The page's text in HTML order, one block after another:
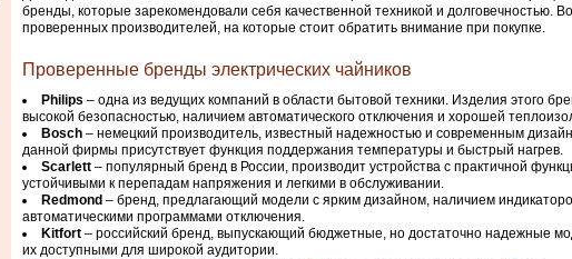
бренды, которые зарекомендовали себя качественной техникой и долговечностью.
проверенных производителей, на которые стоит обратить внимание при покупке.
Проверенные бренды электрических чайников
Philips – одна из ведущих компаний в области бытовой техники. Изделия этого
высокой безопасностью, наличием автоматического отключения и хорошей
Bosch – немецкий производитель, известный надежностью и современным
данной фирмы присутствует функция поддержания температуры и быстрый нагрев.
Scarlett – популярный бренд в России, производит устройства с практичной
устойчивыми к перепадам напряжения и легкими в обслуживании.
Redmond – бренд, предлагающий модели с ярким дизайном, наличием
автоматическими программами отключения.
Kitfort – российский бренд, выпускающий бюджетные, но достаточно надежные
их доступными для широкой аудитории.